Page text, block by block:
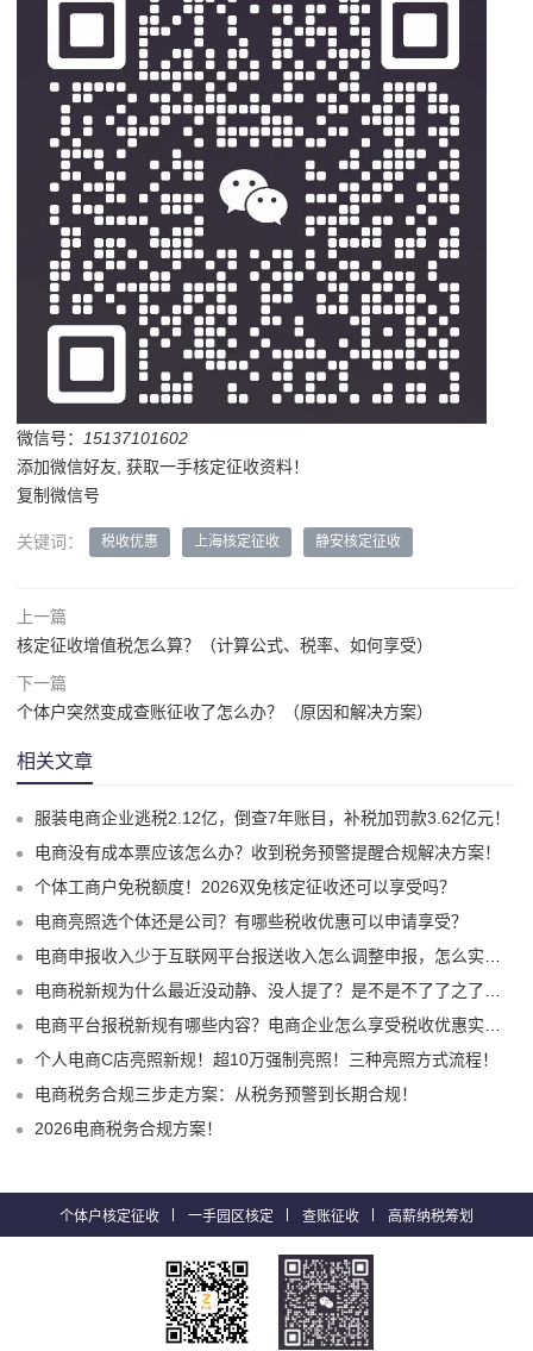
微信号： 15137101602
添加微信好友, 获取一手核定征收资料！
复制微信号
关键词： 税收优惠 上海核定征收 静安核定征收
上一篇
核定征收增值税怎么算？（计算公式、税率、如何享受）
下一篇
个体户突然变成查账征收了怎么办？（原因和解决方案）
相关文章
服装电商企业逃税2.12亿，倒查7年账目，补税加罚款3.62亿元！
电商没有成本票应该怎么办？收到税务预警提醒合规解决方案！
个体工商户免税额度！2026双免核定征收还可以享受吗？
电商亮照选个体还是公司？有哪些税收优惠可以申请享受？
电商申报收入少于互联网平台报送收入怎么调整申报，怎么实现合规申报享受税收优惠！
电商税新规为什么最近没动静、没人提了？是不是不了了之了嘛？
电商平台报税新规有哪些内容？电商企业怎么享受税收优惠实现税务合规？
个人电商C店亮照新规！超10万强制亮照！三种亮照方式流程！
电商税务合规三步走方案：从税务预警到长期合规！
2026电商税务合规方案！
个体户核定征收 一手园区核定 查账征收 高薪纳税筹划